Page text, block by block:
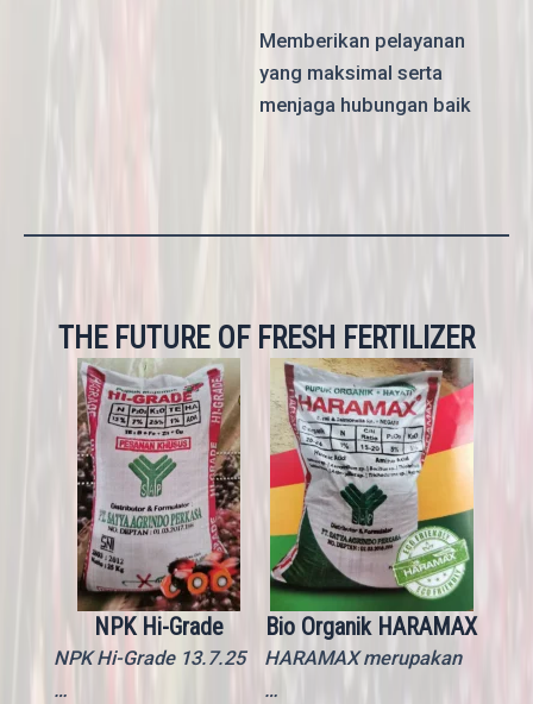
Memberikan pelayanan
yang maksimal serta
menjaga hubungan baik
THE FUTURE OF FRESH FERTILIZER
NPK Hi-Grade
NPK Hi-Grade 13.7.25
…
Bio Organik HARAMAX
HARAMAX merupakan
…